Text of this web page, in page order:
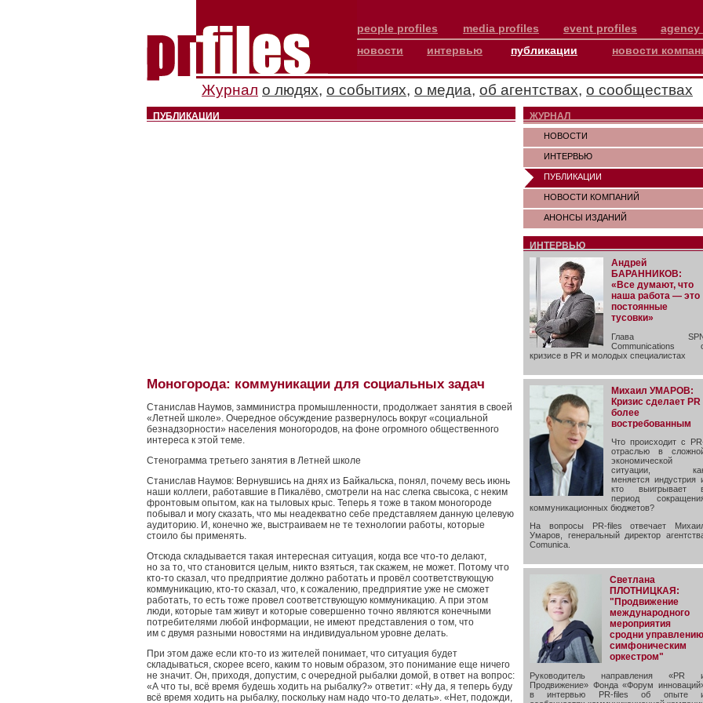
people profiles media profiles event profiles agency
новости
интервью публикации новости
Журнал о людях, о событиях, о медиа, об агентствах, о сообществах
ПУБЛИКАЦИИ
Моногорода: коммуникации для социальных задач
Станислав Наумов, замминистра промышленности, продолжает занятия в своей
«Летней школе». Очередное обсуждение развернулось вокруг «социальной
безнадзорности» населения моногородов, на фоне огромного общественного
интереса к этой теме.
Стенограмма третьего занятия в Летней школе
Станислав Наумов: Вернувшись на днях из Байкальска, понял, почему весь июнь
наши коллеги, работавшие в Пикалёво, смотрели на нас слегка свысока, с неким
фронтовым опытом, как на тыловых крыс. Теперь я тоже в таком моногороде
побывал и могу сказать, что мы неадекватно себе представляем данную целевую
аудиторию. И, конечно же, выстраиваем не те технологии работы, которые
стоило бы применять.
Отсюда складывается такая интересная ситуация, когда все что-то делают,
но за то, что становится целым, никто взяться, так скажем, не может. Потому что
кто-то сказал, что предприятие должно работать и провёл соответствующую
коммуникацию, кто-то сказал, что, к сожалению, предприятие уже не сможет
работать, то есть тоже провел соответствующую коммуникацию. А при этом
люди, которые там живут и которые совершенно точно являются конечными
потребителями любой информации, не имеют представления о том, что
им с двумя разными новостями на индивидуальном уровне делать.
При этом даже если кто-то из жителей понимает, что ситуация будет
складываться, скорее всего, каким то новым образом, это понимание еще ничего
не значит. Он, приходя, допустим, с очередной рыбалки домой, в ответ на вопрос:
«А что ты, всё время будешь ходить на рыбалку?» ответит: «Ну да, я теперь буду
всё время ходить на рыбалку, поскольку нам надо что-то делать». «Нет, подожди,
ЖУРНАЛ
НОВОСТИ
ИНТЕРВЬЮ
ПУБЛИКАЦИИ
НОВОСТИ КОМПАНИЙ
АНОНСЫ ИЗДАНИЙ
ИНТЕРВЬЮ
Андрей
БАРАННИКОВ:
«Все думают, что
наша работа — это
постоянные
тусовки»
Глава
Communications
кризисе в PR и молодых специалистах
Михаил УМАРОВ:
Кризис сделает PR
более
востребованным
Что происходит с
отраслью в
экономической
ситуации,
меняется индустрия
кто выигрывает
период
коммуникационных бюджетов?
На вопросы PR-files отвечает
Умаров, генеральный директор
Comunica.
Светлана
ПЛОТНИЦКАЯ:
"Продвижение
международного
мероприятия
сродни управлению
симфоническим
оркестром"
Руководитель направления «PR
Продвижение» Фонда «Форум
в интервью PR-files об опыте